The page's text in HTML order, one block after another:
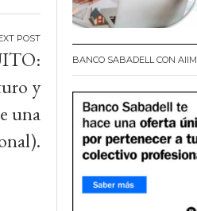
y
una
BANCO SABADELL CON AIIM